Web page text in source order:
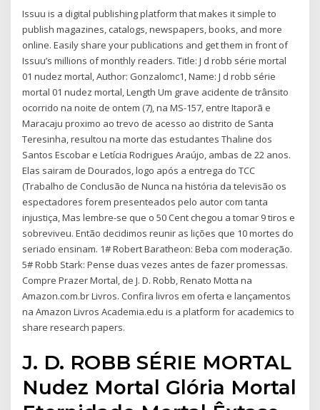
Issuu is a digital publishing platform that makes it simple to
publish magazines, catalogs, newspapers, books, and more
online. Easily share your publications and get them in front of
Issuu’s millions of monthly readers. Title: J d robb série mortal
01 nudez mortal, Author: Gonzalomc1, Name: J d robb série
mortal 01 nudez mortal, Length Um grave acidente de trânsito
ocorrido na noite de ontem (7), na MS-157, entre Itaporã e
Maracaju proximo ao trevo de acesso ao distrito de Santa
Teresinha, resultou na morte das estudantes Thaline dos
Santos Escobar e Letícia Rodrigues Araújo, ambas de 22 anos.
Elas sairam de Dourados, logo após a entrega do TCC
(Trabalho de Conclusão de Nunca na história da televisão os
espectadores forem presenteados pelo autor com tanta
injustiça, Mas lembre-se que o 50 Cent chegou a tomar 9 tiros e
sobreviveu. Então decidimos reunir as lições que 10 mortes do
seriado ensinam. 1# Robert Baratheon: Beba com moderação.
5# Robb Stark: Pense duas vezes antes de fazer promessas.
Compre Prazer Mortal, de J. D. Robb, Renato Motta na
Amazon.com.br Livros. Confira livros em oferta e lançamentos
na Amazon Livros Academia.edu is a platform for academics to
share research papers.
J. D. ROBB SÉRIE MORTAL
Nudez Mortal Glória Mortal